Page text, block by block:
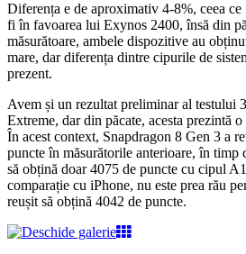
Diferența e de aproximativ 4-8%, ceea ce
fi în favoarea lui Exynos 2400, însă din
măsurătoare, ambele dispozitive au
mare, dar diferența dintre cipurile de
prezent.
Avem și un rezultat preliminar al
Extreme, dar din păcate, acesta prezintă
În acest context, Snapdragon 8 Gen 3 a
puncte în măsurătorile anterioare, în timp
să obțină doar 4075 de puncte cu cipul
comparație cu iPhone, nu este prea rău
reușit să obțină 4042 de puncte.